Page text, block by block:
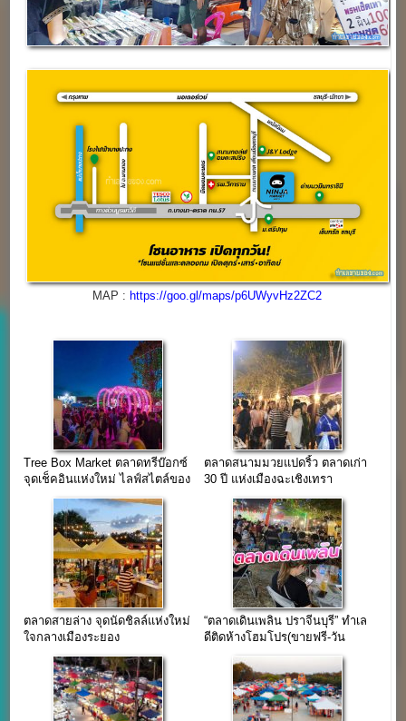
MAP : https://goo.gl/maps/p6UWyvHz2ZC2
Tree Box Market ตลาดทรีบ๊อกซ์
จุดเช็คอินแห่งใหม่ ไลฟ์สไตล์ของ
ตลาดสนามมวยแปดริ้ว ตลาดเก่า
30 ปี แห่งเมืองฉะเชิงเทรา
ตลาดสายล่าง จุดนัดชิลล์แห่งใหม่
ใจกลางเมืองระยอง
“ตลาดเดินเพลิน ปราจีนบุรี” ทำเล
ดีติดห้างโฮมโปร(ขายฟรี-วัน